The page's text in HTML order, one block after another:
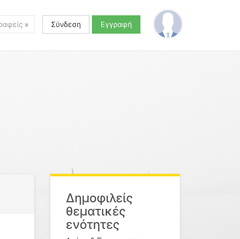
Σύνδεση Εγγραφή
Δημοφιλείς
θεματικές
ενότητες